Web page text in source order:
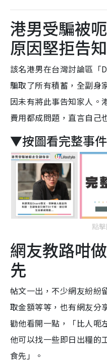
港男受騙被
原因堅拒告
該名港男在台灣討論區「
騙取了所有積蓄，全副身
因未有將此事告知家人。
費用都成問題，直言自己
▼按圖看完整事
點
網友教路咁
先
帖文一出，不少網友紛紛
取金額等等，也有網友分
勸他看開一點，「比人呃
他可以找一些即日出糧的
食先」。